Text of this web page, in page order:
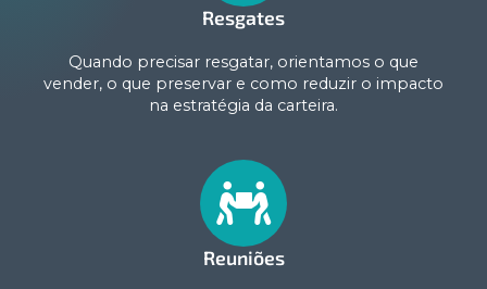
Resgates
Quando precisar resgatar, orientamos o que
vender, o que preservar e como reduzir o impacto
na estratégia da carteira.
Reuniões